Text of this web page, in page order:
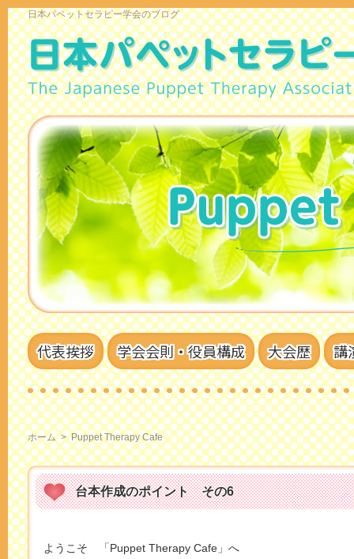
日本パペットセラピー学会のブログ
代表挨拶 学会会則・役員構成 大会歴 講
ホーム > Puppet Therapy Cafe
台本作成のポイント その6
ようこそ 「Puppet Therapy Cafe」へ